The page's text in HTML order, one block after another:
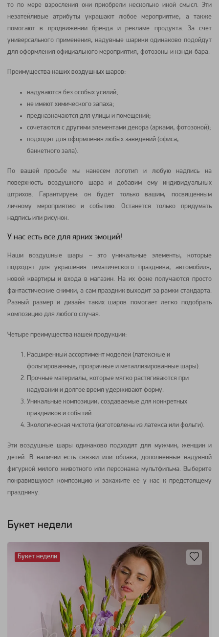
то по мере взросления они приобрели несколько иной смысл. Эти
незатейливые атрибуты украшают любое мероприятие, а также
помогают в продвижении бренда и рекламе продукта. За счет
универсального применения, надувные шарики одинаково подойдут
для оформления официального мероприятия, фотозоны и кэнди-бара.
Преимущества наших воздушных шаров:
надуваются без особых усилий;
не имеют химического запаха;
предназначаются для улицы и помещений;
сочетаются с другими элементами декора (арками, фотозоной);
подходят для оформления любых заведений (офиса,
банкетного зала).
По вашей просьбе мы нанесем логотип и любую надпись на
поверхность воздушного шара и добавим ему индивидуальных
штрихов. Гарантируем: он будет только вашим, посвященным
личному мероприятию и событию. Останется только придумать
надпись или рисунок.
У нас есть все для ярких эмоций!
Наши воздушные шары – это уникальные элементы, которые
подходят для украшения тематического праздника, автомобиля,
новой квартиры и входа в магазин. На их фоне получаются просто
фантастические снимки, а сам праздник выходит за рамки стандарта.
Разный размер и дизайн таких шаров помогает легко подобрать
композицию для любого случая.
Четыре преимущества нашей продукции:
Расширенный ассортимент моделей (латексные и
фольгированные, прозрачные и металлизированные шары).
Прочные материалы, которые мягко растягиваются при
надувании и долгое время удерживают форму.
Уникальные композиции, создаваемые для конкретных
праздников и событий.
Экологическая чистота (изготовлены из латекса или фольги).
Эти воздушные шары одинаково подходят для мужчин, женщин и
детей. В наличии есть связки или облака, дополненные надувной
фигуркой милого животного или персонажа мультфильма. Выберите
понравившуюся композицию и закажите ее у нас к предстоящему
празднику.
Букет недели
Букет недели